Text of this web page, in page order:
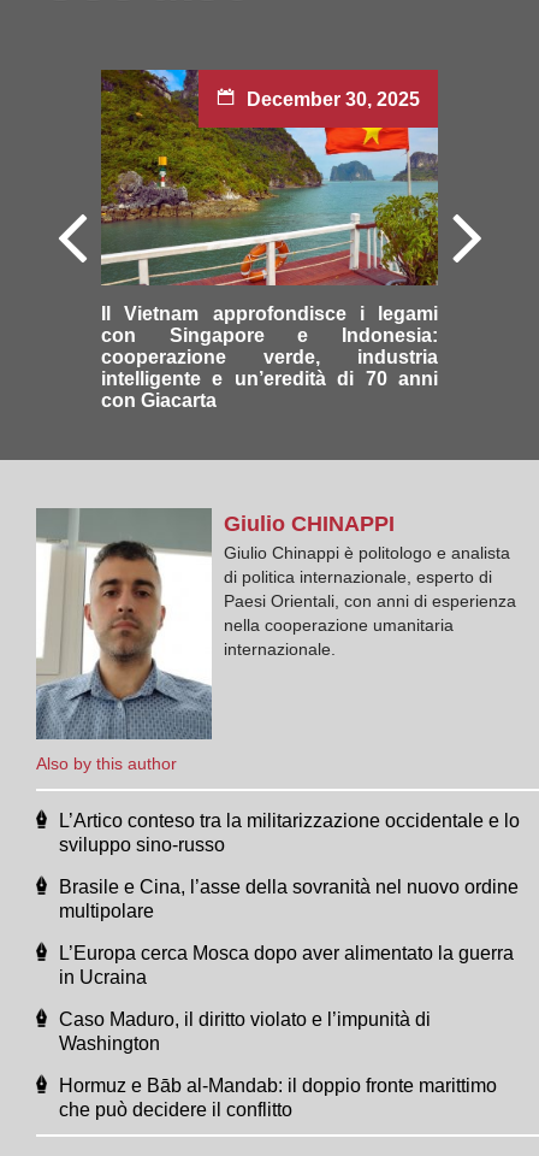
December 30, 2025
Il Vietnam approfondisce i legami
con Singapore e Indonesia:
cooperazione verde, industria
intelligente e un’eredità di 70 anni
con Giacarta
Also by this author
GiulioCHINAPPI
Giulio Chinappi è politologo e analista
di politica internazionale, esperto di
Paesi Orientali, con anni di esperienza
nella cooperazione umanitaria
internazionale.
L’Artico conteso tra la militarizzazione occidentale e lo
sviluppo sino-russo
Brasile e Cina, l’asse della sovranità nel nuovo ordine
multipolare
L’Europa cerca Mosca dopo aver alimentato la guerra
in Ucraina
Caso Maduro, il diritto violato e l’impunità di
Washington
Hormuz e Bāb al-Mandab: il doppio fronte marittimo
che può decidere il conflitto